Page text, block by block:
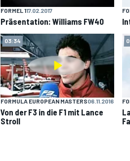
FORMEL 117.02.2017
Präsentation: Williams FW40
03:34
FORMULA EUROPEAN MASTERS06.11.2016
Von der F3 in die F1 mit Lance
Stroll